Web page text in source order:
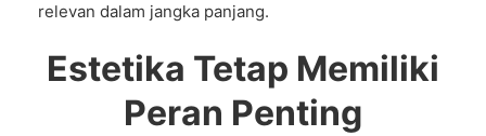
relevan dalam jangka panjang.
Estetika Tetap Memiliki
Peran Penting